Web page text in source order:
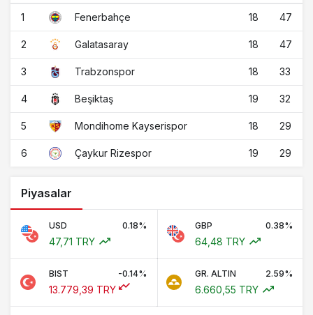
1 Fenerbahçe 18 47
2 Galatasaray 18 47
3 Trabzonspor 18 33
4 Beşiktaş 19 32
5 Mondihome Kayserispor 18 29
6 Çaykur Rizespor 19 29
Piyasalar
USD 0.18%
47,71 TRY
GBP 0.38%
64,48 TRY
BIST -0.14%
13.779,39 TRY
GR. ALTIN 2.59%
6.660,55 TRY